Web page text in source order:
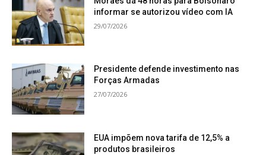
informar se autorizou vídeo com IA
29/07/2026
Presidente defende investimento nas
Forças Armadas
27/07/2026
EUA impõem nova tarifa de 12,5% a
produtos brasileiros